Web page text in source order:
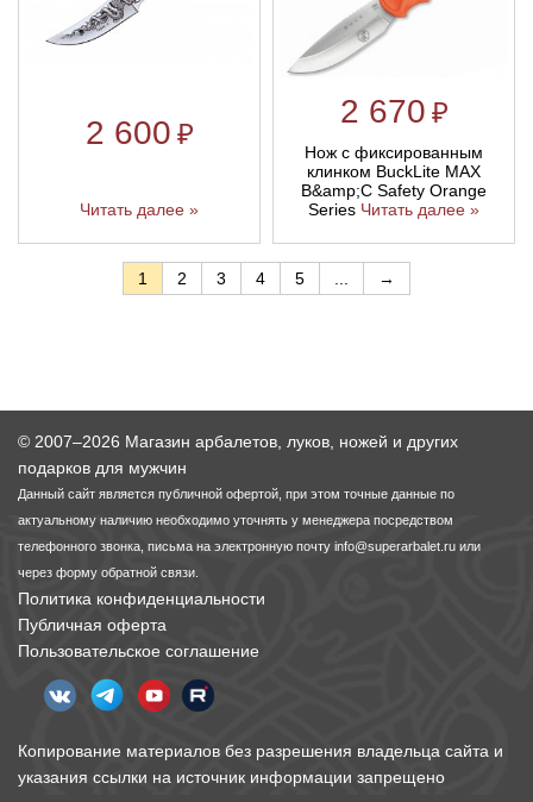
2 600 ₽
Читать далее »
2 670 ₽
Нож с фиксированным
клинком BuckLite MAX
B&amp;C Safety Orange
Series Читать далее »
1 2 3 4 5 →
© 2007–2026 Магазин арбалетов, луков, ножей и других
подарков для мужчин
Данный сайт является публичной офертой, при этом точные данные по
актуальному наличию необходимо уточнять у менеджера посредством
телефонного звонка, письма на электронную почту info@superarbalet.ru или
через форму обратной связи.
Политика конфиденциальности
Публичная оферта
Пользовательское соглашение
Копирование материалов без разрешения владельца сайта и
указания ссылки на источник информации запрещено